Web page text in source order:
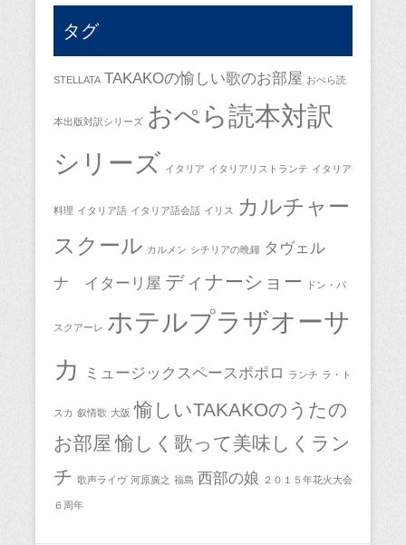
タグ
STELLATA TAKAKOの愉しい歌のお部屋 おぺら読
本出版対訳シリーズ おぺら読本対訳
シリーズ イタリア イタリアリストランテ イタリア
料理 イタリア語 イタリア語会話 イリス
カルチャー
スクール カルメン シチリアの晩鐘 タヴェル
ナ イターリ屋 ディナーショー ドン・パ
スクアーレ ホテルプラザオーサ
カ
ミュージックスペースポポロ ランチ ラ・ト
スカ 叙情歌 大阪 愉しいTAKAKOのうたの
お部屋 愉しく歌って美味しくラン
チ 歌声ライヴ 河原廣之 福島 西部の娘 ２０１５年花火大会
６周年